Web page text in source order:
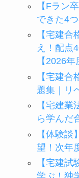
【Fラン
できた4
【宅建
え！配点
【2026年
【宅建
題集｜リ
【宅建
ら学んだ
【体験
望！次年
【宅建